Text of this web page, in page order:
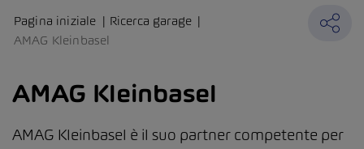
Pagina iniziale
Ricerca garage
AMAG Kleinbasel
AMAG Kleinbasel
AMAG Kleinbasel è il suo partner competente per